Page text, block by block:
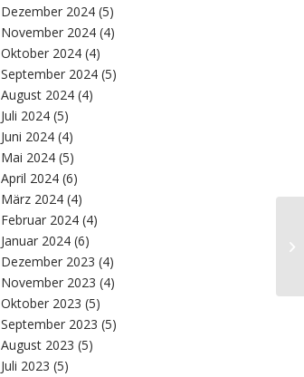
Dezember 2024 (5)
November 2024 (4)
Oktober 2024 (4)
September 2024 (5)
August 2024 (4)
Juli 2024 (5)
Juni 2024 (4)
Mai 2024 (5)
April 2024 (6)
März 2024 (4)
Februar 2024 (4)
Januar 2024 (6)
Dezember 2023 (4)
November 2023 (4)
Oktober 2023 (5)
September 2023 (5)
August 2023 (5)
Juli 2023 (5)